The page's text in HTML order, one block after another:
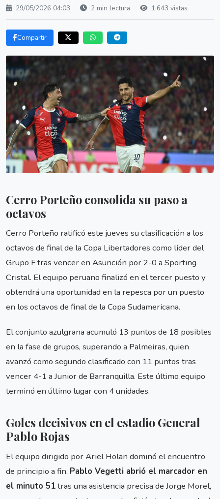
29/05/2026 04:03 2 min lectura 1,643 vistas
Compartir
Cerro Porteño consolida su paso a
octavos
Cerro Porteño ratificó este jueves su clasificación a los
octavos de final de la Copa Libertadores como líder del
Grupo F tras vencer en Asunción por 2-0 a Sporting
Cristal. El equipo peruano finalizó en el tercer puesto y
obtendrá una oportunidad en la repesca por un puesto
en los octavos de final de la Copa Sudamericana.
El conjunto azulgrana acumuló 13 puntos de 18 posibles
en la fase de grupos, superando a Palmeiras, quien
avanzó como segundo clasificado con 11 puntos tras
vencer 4-1 a Junior de Barranquilla. Este último equipo
terminó en último lugar con 4 unidades.
Goles decisivos en el estadio General
Pablo Rojas
El equipo dirigido por Ariel Holan dominó el encuentro
de principio a fin. Pablo Vegetti abrió el marcador en
el minuto 51tras una asistencia precisa de Jorge Morel,